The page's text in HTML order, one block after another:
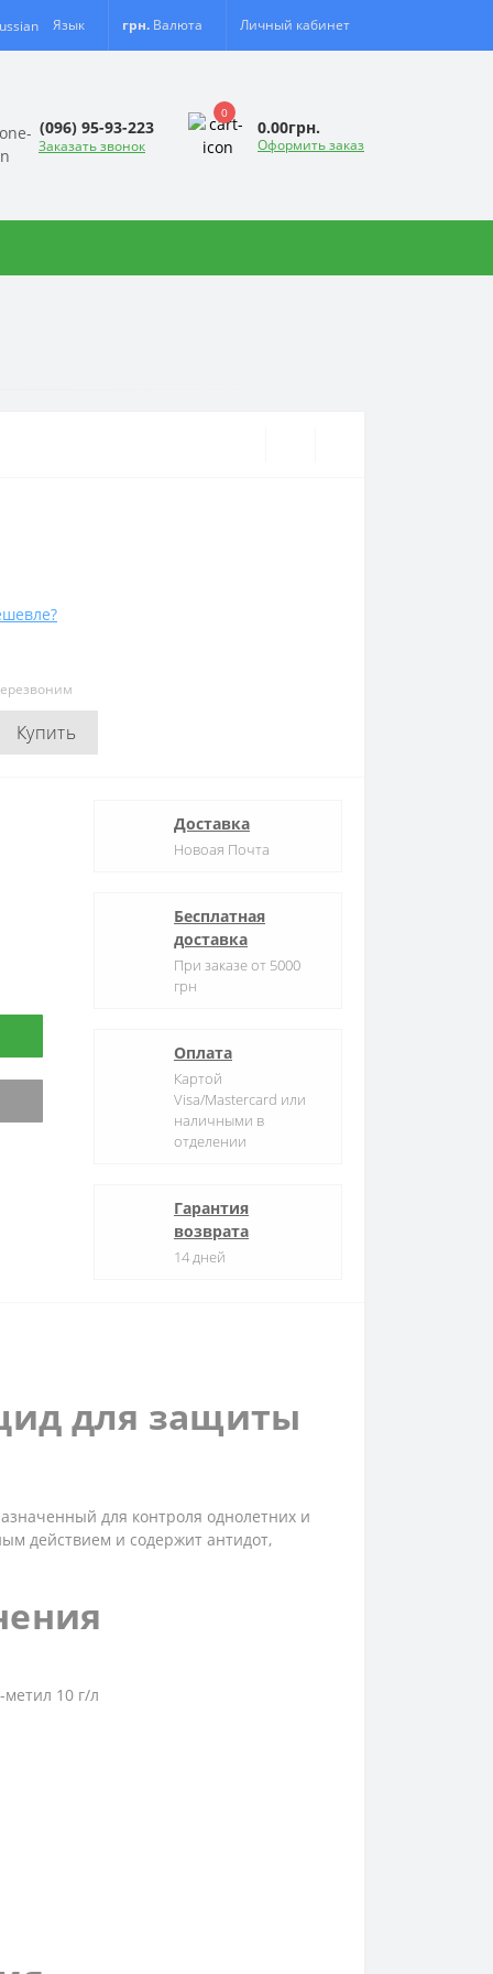
Язык грн. Валюта Личный кабинет
(096) 95-93-223
Заказать звонок
0
0.00грн.
Оформить заказ
Купить
Доставка
Новоая Почта
Бесплатная
доставка
При заказе от 5000
грн
Оплата
Картой
Visa/Mastercard или
наличными в
отделении
Гарантия
возврата
14 дней
для защиты
для контроля однолетних и
действием и содержит антидот,
10 г/л